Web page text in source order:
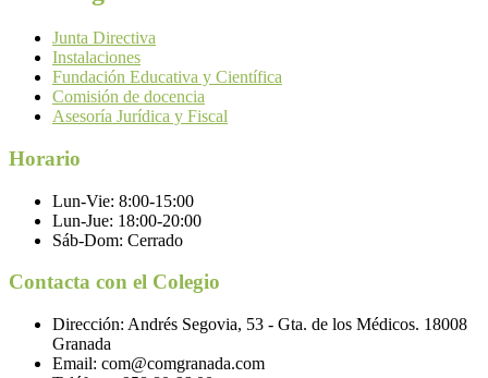
Junta Directiva
Instalaciones
Fundación Educativa y Científica
Comisión de docencia
Asesoría Jurídica y Fiscal
Horario
Lun-Vie: 8:00-15:00
Lun-Jue: 18:00-20:00
Sáb-Dom: Cerrado
Contacta con el Colegio
Dirección: Andrés Segovia, 53 - Gta. de los Médicos. 18008
Granada
Email: com@comgranada.com